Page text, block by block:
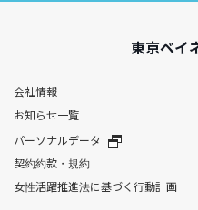
東京ベイ
会社情報
お知らせ一覧
パーソナルデータ
契約約款・規約
女性活躍推進法に基づく行動計画